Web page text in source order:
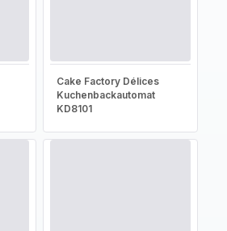
Cake Factory Délices
Kuchenbackautomat
KD8101